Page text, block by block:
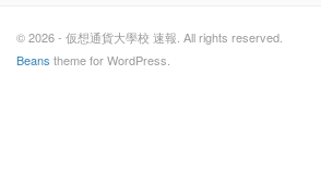
© 2026 - 仮想通貨大學校 速報. All rights reserved.
Beans theme for WordPress.